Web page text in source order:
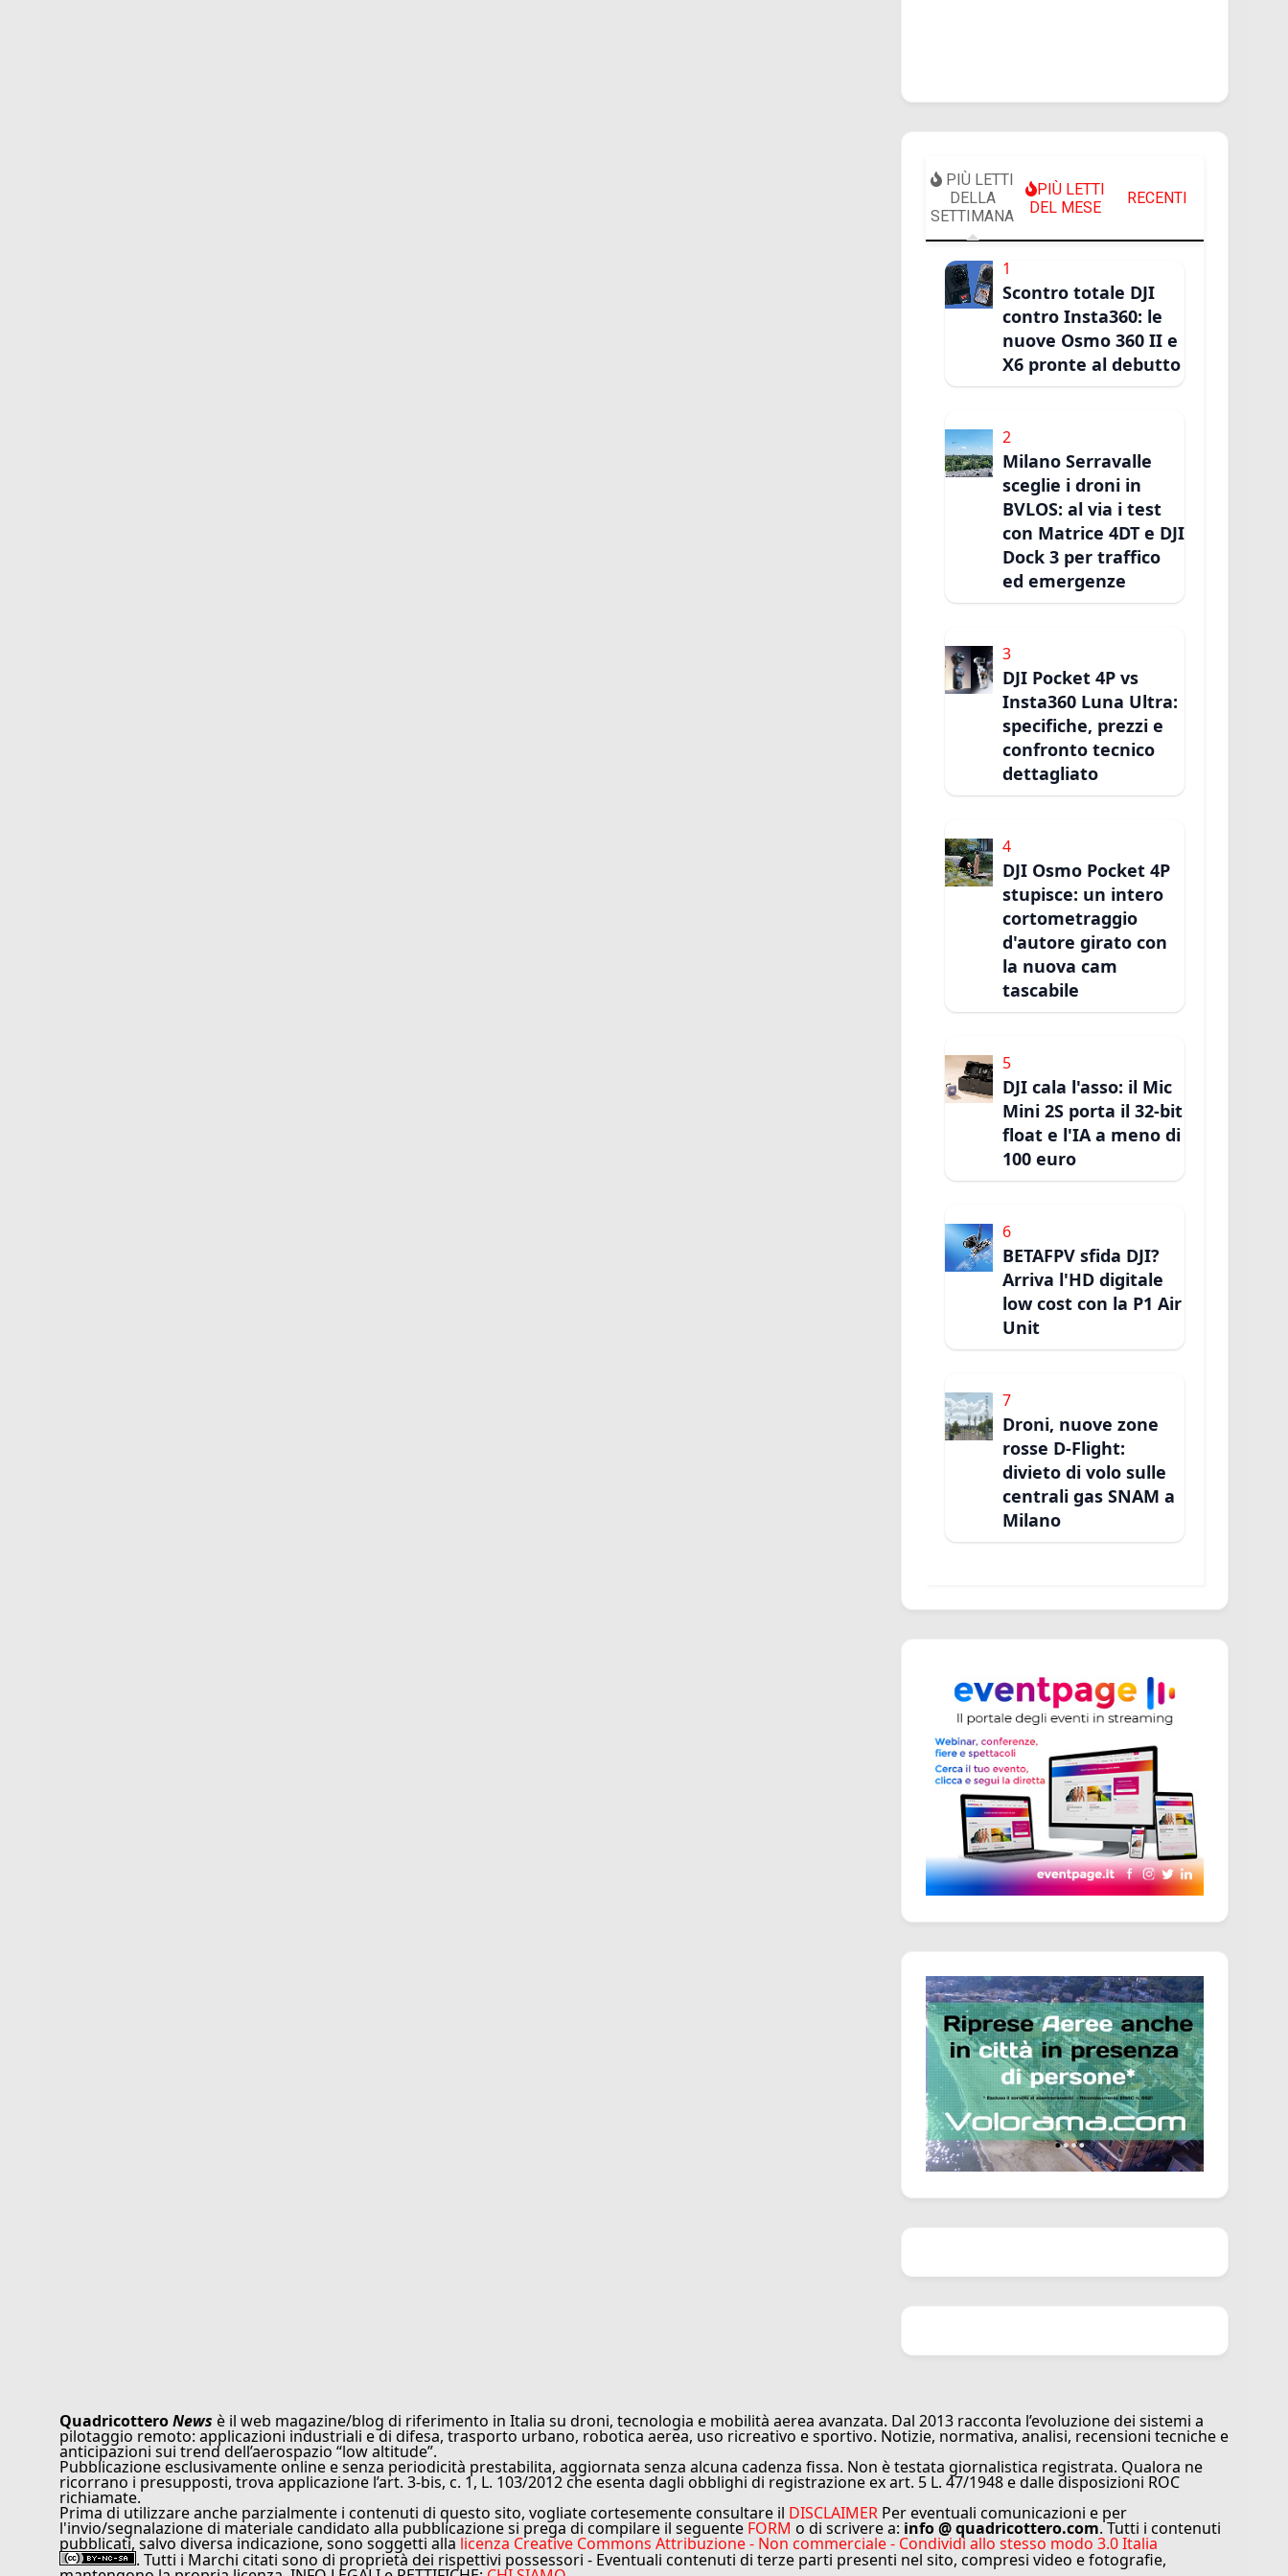
PIÙ LETTI
DELLA
SETTIMANA
PIÙ LETTI
DEL MESE
RECENTI
1
Scontro totale DJI
contro Insta360: le
nuove Osmo 360 II e
X6 pronte al debutto
2
Milano Serravalle
sceglie i droni in
BVLOS: al via i test
con Matrice 4DT e DJI
Dock 3 per traffico
ed emergenze
3
DJI Pocket 4P vs
Insta360 Luna Ultra:
specifiche, prezzi e
confronto tecnico
dettagliato
4
DJI Osmo Pocket 4P
stupisce: un intero
cortometraggio
d'autore girato con
la nuova cam
tascabile
5
DJI cala l'asso: il Mic
Mini 2S porta il 32-bit
float e l'IA a meno di
100 euro
6
BETAFPV sfida DJI?
Arriva l'HD digitale
low cost con la P1 Air
Unit
7
Droni, nuove zone
rosse D-Flight:
divieto di volo sulle
centrali gas SNAM a
Milano
QuadricotteroNews è il web magazine/blog di riferimento in Italia su droni, tecnologia e mobilità aerea avanzata. Dal 2013 racconta l’evoluzione dei sistemi a
pilotaggio remoto: applicazioni industriali e di difesa, trasporto urbano, robotica aerea, uso ricreativo e sportivo. Notizie, normativa, analisi, recensioni tecniche e
anticipazioni sui trend dell’aerospazio “low altitude”.
Pubblicazione esclusivamente online e senza periodicità prestabilita, aggiornata senza alcuna cadenza fissa. Non è testata giornalistica registrata. Qualora ne
ricorrano i presupposti, trova applicazione l’art. 3-bis, c. 1, L. 103/2012 che esenta dagli obblighi di registrazione ex art. 5 L. 47/1948 e dalle disposizioni ROC
richiamate.
Prima di utilizzare anche parzialmente i contenuti di questo sito, vogliate cortesemente consultare il DISCLAIMER Per eventuali comunicazioni e per
l'invio/segnalazione di materiale candidato alla pubblicazione si prega di compilare il seguente FORM o di scrivere a: info @ quadricottero.com. Tutti i contenuti
pubblicati, salvo diversa indicazione, sono soggetti alla licenza Creative Commons Attribuzione - Non commerciale - Condividi allo stesso modo 3.0 Italia
. Tutti i Marchi citati sono di proprietà dei rispettivi possessori - Eventuali contenuti di terze parti presenti nel sito, compresi video e fotografie,